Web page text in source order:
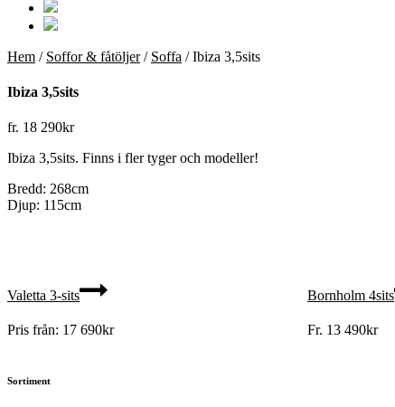
Hem / Soffor & fåtöljer/ Soffa / Ibiza 3,5sits
Ibiza 3,5sits
fr. 18 290kr
Ibiza 3,5sits. Finns i fler tyger och modeller!
Bredd: 268cm
Djup: 115cm
Valetta 3-sits
Pris från: 17 690kr
Bornholm 4sits
Fr. 13 490kr
Sortiment